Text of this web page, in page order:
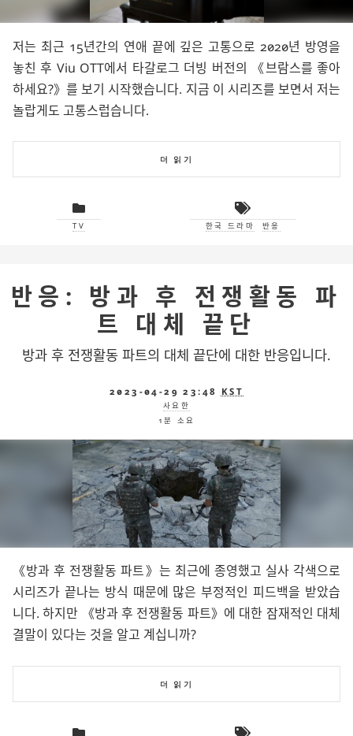
저는 최근 15년간의 연애 끝에 깊은 고통으로 2020년 방영을
놓친 후 Viu OTT에서 타갈로그 더빙 버전의
브람스를 좋아
하세요?
를 보기 시작했습니다. 지금 이 시리즈를 보면서 저는
놀랍게도 고통스럽습니다.
더 읽기
TV 한국 드라마 반응
반응: 방과 후 전쟁활동 파
트 대체 끝단
방과 후 전쟁활동 파트의 대체 끝단에 대한 반응입니다.
2023-04-29 23:48 KST
사요한
1분 소요
방과 후 전쟁활동 파트
는 최근에 종영했고 실사 각색으로
시리즈가 끝나는 방식 때문에 많은 부정적인 피드백을 받았습
니다. 하지만
방과 후 전쟁활동 파트
에 대한 잠재적인 대체
결말이 있다는 것을 알고 계십니까?
더 읽기